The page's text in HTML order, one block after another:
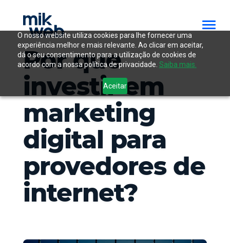
O nosso website utiliza cookies para lhe fornecer uma
experiência melhor e mais relevante. Ao clicar em aceitar,
dá o seu consentimento para a utilização de cookies de
acordo com a nossa política de privacidade. Saiba mais.
Aceitar
Por que
investir em
marketing
digital para
provedores de
internet?